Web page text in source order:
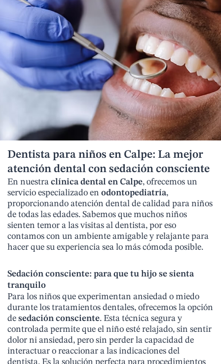
Dentista para niños en Calpe: La mejor
atención dental con sedación consciente
En nuestra clínica dental en Calpe, ofrecemos un
servicio especializado en odontopediatría,
proporcionando atención dental de calidad para niños
de todas las edades. Sabemos que muchos niños
sienten temor a las visitas al dentista, por eso
contamos con un ambiente amigable y relajante para
hacer que su experiencia sea lo más cómoda posible.
Sedación consciente: para que tu hijo se sienta
tranquilo
Para los niños que experimentan ansiedad o miedo
durante los tratamientos dentales, ofrecemos la opción
de sedación consciente. Esta técnica segura y
controlada permite que el niño esté relajado, sin sentir
dolor ni ansiedad, pero sin perder la capacidad de
interactuar o reaccionar a las indicaciones del
dentista. Es la solución perfecta para procedimientos